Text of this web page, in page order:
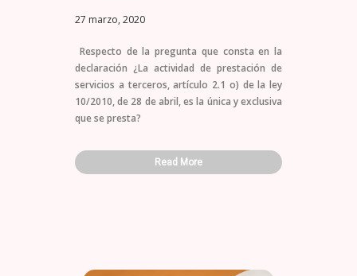
27 marzo, 2020
Respecto de la pregunta que consta en la
declaración ¿La actividad de prestación de
servicios a terceros, artículo 2.1 o) de la ley
10/2010, de 28 de abril, es la única y exclusiva
que se presta?
Read More